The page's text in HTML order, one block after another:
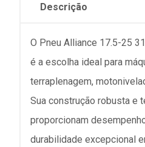
Descrição
O Pneu Alliance 17.5-25
é a escolha ideal para
terraplenagem,
Sua construção robusta e
proporcionam
durabilidade excepcional